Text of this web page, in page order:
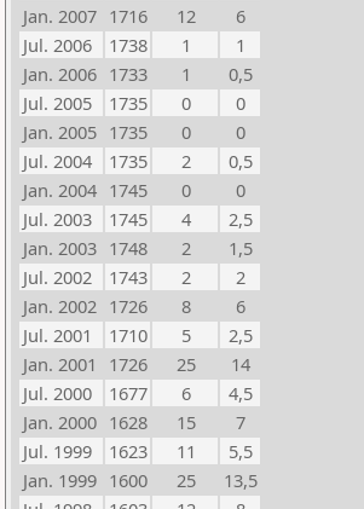
Jan. 2007 1716 12
6
Jul. 2006
1738 1
1
Jan. 2006 1733 1
0,5
Jul. 2005
1735 0
0
Jan. 2005 1735 0
0
Jul. 2004
1735 2
0,5
Jan. 2004 1745 0
0
Jul. 2003
1745 4
2,5
Jan. 2003 1748 2
1,5
Jul. 2002
1743 2
2
Jan. 2002 1726 8
6
Jul. 2001
1710 5
2,5
Jan. 2001
1726 25
14
Jul. 2000
1677 6
4,5
Jan. 2000 1628 15
7
Jul. 1999
1623 11
5,5
Jan. 1999 1600 25
13,5